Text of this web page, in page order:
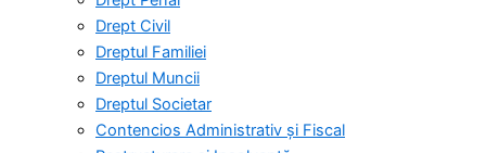
Drept Civil
Dreptul Familiei
Dreptul Muncii
Dreptul Societar
Contencios Administrativ și Fiscal